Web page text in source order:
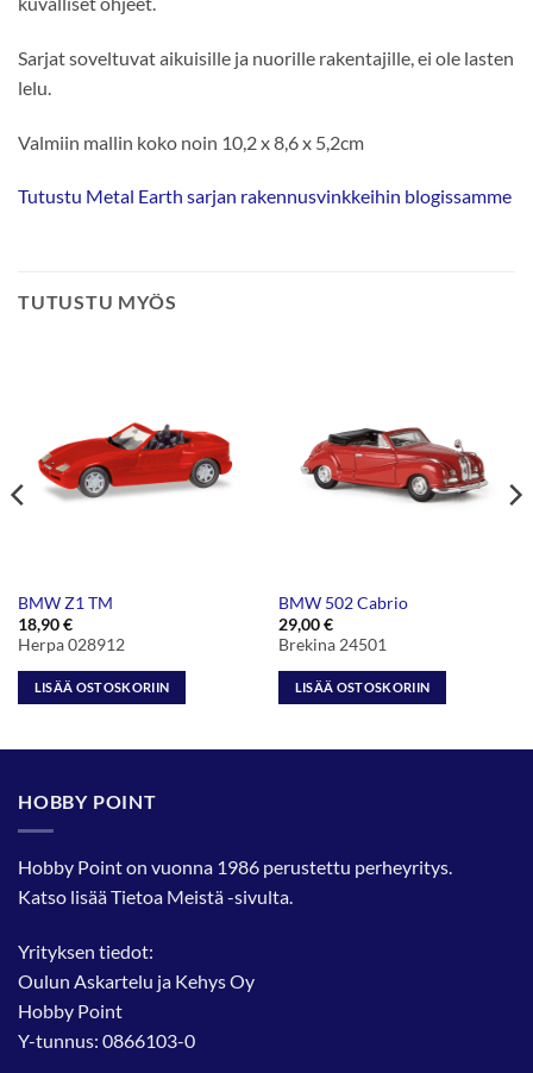
Sarjat soveltuvat aikuisille ja nuorille rakentajille, ei ole lasten
lelu.
Valmiin mallin koko noin 10,2 x 8,6 x 5,2cm
Tutustu Metal Earth sarjan rakennusvinkkeihin blogissamme
TUTUSTU MYÖS
BMW Z1 TM
18,90€
Herpa 028912
LISÄÄ OSTOSKORIIN
BMW 502 Cabrio
29,00€
Brekina 24501
LISÄÄ OSTOSKORIIN
HOBBY POINT
Hobby Point on vuonna 1986 perustettu perheyritys.
Katso lisääTietoa Meistä-sivulta.
Yrityksen tiedot:
Oulun Askartelu ja Kehys Oy
Hobby Point
Y-tunnus: 0866103-0